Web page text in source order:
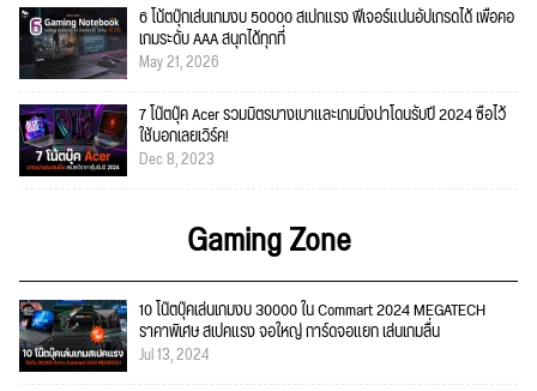
6 โน้ตบุ๊กเล่นเกมงบ 50000 สเปกแรง ฟีเจอร์แน่นอัปเกรดได้ เพื่อคอ
เกมระดับ AAA สนุกได้ทุกที่
May 21, 2026
7 โน๊ตบุ๊ค Acer รวมมิตรบางเบาและเกมมิ่งน่าโดนรับปี 2024 ซื้อไว้
ใช้บอกเลยเวิร์ค!
Dec 8, 2023
Gaming Zone
10 โน๊ตบุ๊คเล่นเกมงบ 30000 ใน Commart 2024 MEGATECH
ราคาพิเศษ สเปคแรง จอใหญ่ การ์ดจอแยก เล่นเกมลื่น
Jul 13, 2024